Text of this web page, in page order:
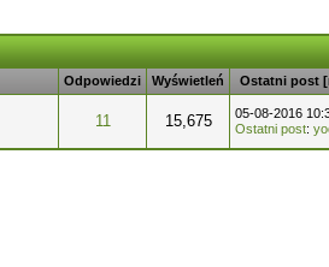
Odpowiedzi Wyświetleń Ostatni post [
11 15,675
05-08-2016
Ostatni post: